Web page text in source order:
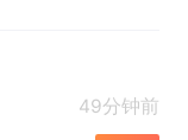
49分钟前